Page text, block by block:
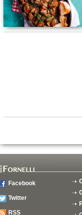
Facebook
Twitter
RSS